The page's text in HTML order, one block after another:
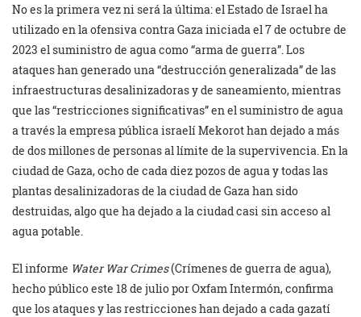
No es la primera vez ni será la última: el Estado de Israel ha
utilizado en la ofensiva contra Gaza iniciada el 7 de octubre de
2023 el suministro de agua como “arma de guerra”. Los
ataques han generado una “destrucción generalizada” de las
infraestructuras desalinizadoras y de saneamiento, mientras
que las “restricciones significativas” en el suministro de agua
a través la empresa pública israelí Mekorot han dejado a más
de dos millones de personas al límite de la supervivencia. En la
ciudad de Gaza, ocho de cada diez pozos de agua y todas las
plantas desalinizadoras de la ciudad de Gaza han sido
destruidas, algo que ha dejado a la ciudad casi sin acceso al
agua potable.
El informe Water War Crimes(Crímenes de guerra de agua),
hecho público este 18 de julio por Oxfam Intermón, confirma
que los ataques y las restricciones han dejado a cada gazatí